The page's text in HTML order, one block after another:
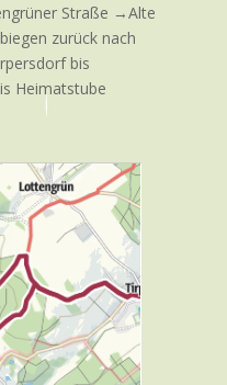
Straße →Alte
zurück nach
bis
Heimatstube